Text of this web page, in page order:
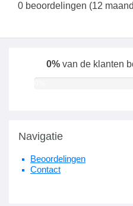
0 beoordelingen (12
0% van de klanten
Navigatie
Beoordelingen
Contact